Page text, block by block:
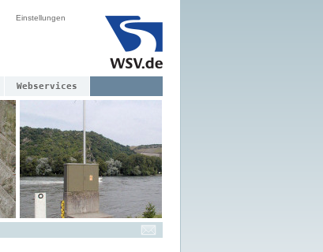
Einstellungen
Webservices